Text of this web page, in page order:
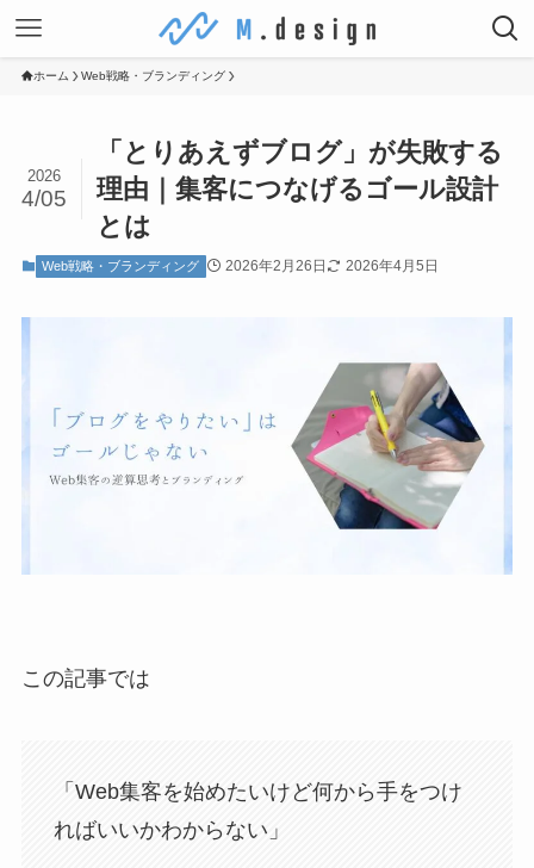
ホーム Web戦略・ブランディング
「とりあえずブログ」が失敗する
理由｜集客につなげるゴール設計
とは
2026
4/05
Web戦略・ブランディング 2026年2月26日 2026年4月5日
この記事では
「Web集客を始めたいけど何から手をつけ
ればいいかわからない」